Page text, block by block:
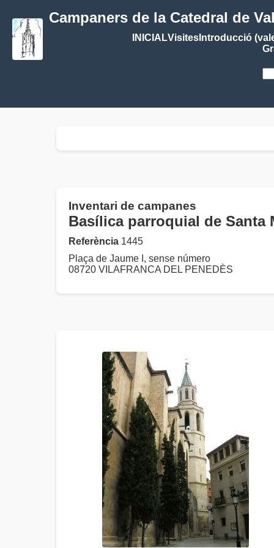
Campaners de la Catedral de
INICIALVisitesIntroducció
Inventari de campanes
Basílica parroquial de Santa
Referència 1445
Plaça de Jaume I, sense número
08720 VILAFRANCA DEL PENEDÈS